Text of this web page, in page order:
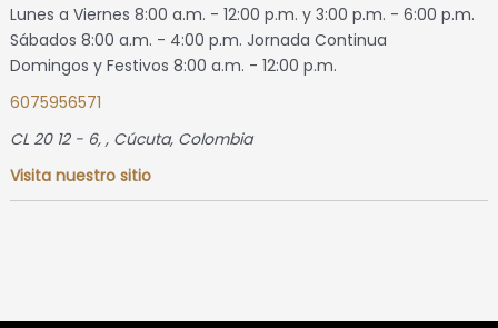
Lunes a Viernes 8:00 a.m. - 12:00 p.m. y 3:00 p.m. - 6:00 p.m.
Sábados 8:00 a.m. - 4:00 p.m. Jornada Continua
Domingos y Festivos 8:00 a.m. - 12:00 p.m.
6075956571
CL 20 12 - 6, , Cúcuta, Colombia
Visita nuestro sitio